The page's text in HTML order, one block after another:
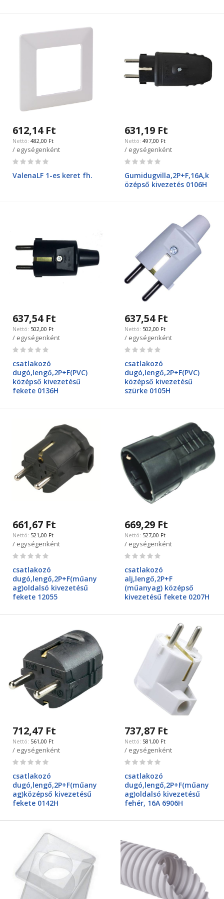
612,14 Ft
482,00 Ft
/ egységenként
Rating:
ValenaLF 1-es keret fh.
631,19 Ft
497,00 Ft
/ egységenként
Rating:
Gumidugvilla,2P+F,16A,k
özépső kivezetés 0106H
637,54 Ft
502,00 Ft
/ egységenként
Rating:
csatlakozó
dugó,lengő,2P+F(PVC)
középső kivezetésű
fekete 0136H
637,54 Ft
502,00 Ft
/ egységenként
Rating:
csatlakozó
dugó,lengő,2P+F(PVC)
középső kivezetésű
szürke 0105H
661,67 Ft
521,00 Ft
/ egységenként
Rating:
csatlakozó
dugó,lengő,2P+F(műany
ag)oldalsó kivezetésű
fekete 12055
669,29 Ft
527,00 Ft
/ egységenként
Rating:
csatlakozó
alj,lengő,2P+F
(műanyag) középső
kivezetésű fekete 0207H
712,47 Ft
561,00 Ft
/ egységenként
Rating:
csatlakozó
dugó,lengő,2P+F(műany
ag)középső kivezetésű
fekete 0142H
737,87 Ft
581,00 Ft
/ egységenként
Rating:
csatlakozó
dugó,lengő,2P+F(műany
ag)oldalsó kivezetésű
fehér, 16A 6906H